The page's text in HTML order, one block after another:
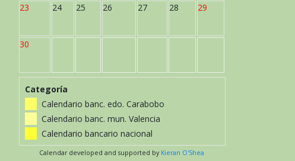
23 24 25 26 27 28 29
30
Categoría
Calendario banc. edo. Carabobo
Calendario banc. mun. Valencia
Calendario bancario nacional
Calendar developed and supported by Kieran O'Shea